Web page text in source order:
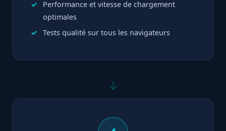
Performance et vitesse de chargement
optimales
Tests qualité sur tous les navigateurs
↓